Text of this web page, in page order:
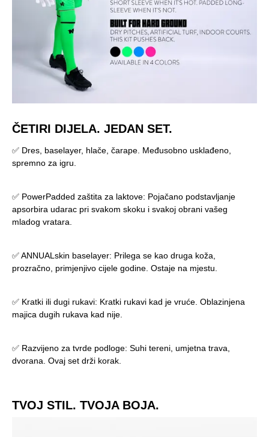
ČETIRI DIJELA. JEDAN SET.
✅ Dres, baselayer, hlače, čarape. Međusobno usklađeno,
spremno za igru.
✅ PowerPadded zaštita za laktove: Pojačano podstavljanje
apsorbira udarac pri svakom skoku i svakoj obrani vašeg
mladog vratara.
✅ ANNUALskin baselayer: Prilega se kao druga koža,
prozračno, primjenjivo cijele godine. Ostaje na mjestu.
✅ Kratki ili dugi rukavi: Kratki rukavi kad je vruće. Oblazinjena
majica dugih rukava kad nije.
✅ Razvijeno za tvrde podloge: Suhi tereni, umjetna trava,
dvorana. Ovaj set drži korak.
TVOJ STIL. TVOJA BOJA.